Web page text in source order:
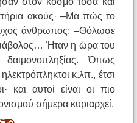
ακούς· –Μα πώς το
άνθρωπος; –Θόλωσε
Ήταν η ώρα του
Όπως
κ.λπ., έτσι
και αυτοί είναι οι πιο
σήμερα κυριαρχεί.